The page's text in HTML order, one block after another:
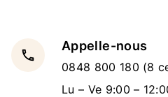
local_phone
Appelle-nous
0848 800 180 (8
Lu – Ve 9:00 –